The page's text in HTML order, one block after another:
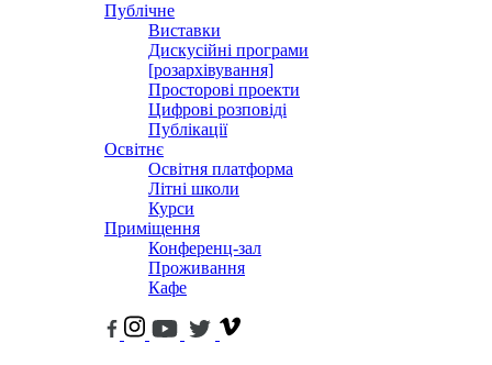
Публічне
Виставки
Дискусійні програми
[розархівування]
Просторові проекти
Цифрові розповіді
Публікації
Освітнє
Освітня платформа
Літні школи
Курси
Приміщення
Конференц-зал
Проживання
Кафе